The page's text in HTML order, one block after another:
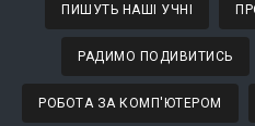
ПИШУТЬ НАШІ УЧНІ
РАДИМО ПОДИВИТИСЬ
РОБОТА ЗА КОМП'ЮТЕРОМ